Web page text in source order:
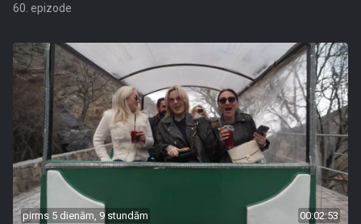
60. epizode
pirms 5 dienām, 9 stundām 00:02:53